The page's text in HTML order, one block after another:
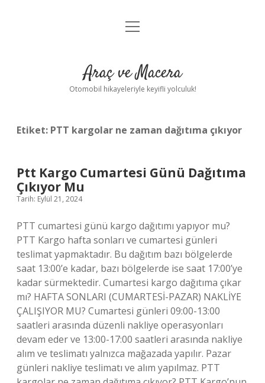
Anasayfa
Yasal Uyarı
menüyü
Araç ve Macera
Otomobil hikayeleriyle keyifli yolculuk!
Etiket: PTT kargolar ne zaman dağıtıma çıkıyor
Ptt Kargo Cumartesi Günü Dağıtıma
Çıkıyor Mu
Tarih: Eylül 21, 2024
PTT cumartesi günü kargo dağıtımı yapıyor mu?
PTT Kargo hafta sonları ve cumartesi günleri
teslimat yapmaktadır. Bu dağıtım bazı bölgelerde
saat 13:00’e kadar, bazı bölgelerde ise saat 17:00’ye
kadar sürmektedir. Cumartesi kargo dağıtıma çıkar
mı? HAFTA SONLARI (CUMARTESİ-PAZAR) NAKLİYE
ÇALIŞIYOR MU? Cumartesi günleri 09:00-13:00
saatleri arasında düzenli nakliye operasyonları
devam eder ve 13:00-17:00 saatleri arasında nakliye
alım ve teslimatı yalnızca mağazada yapılır. Pazar
günleri nakliye teslimatı ve alım yapılmaz. PTT